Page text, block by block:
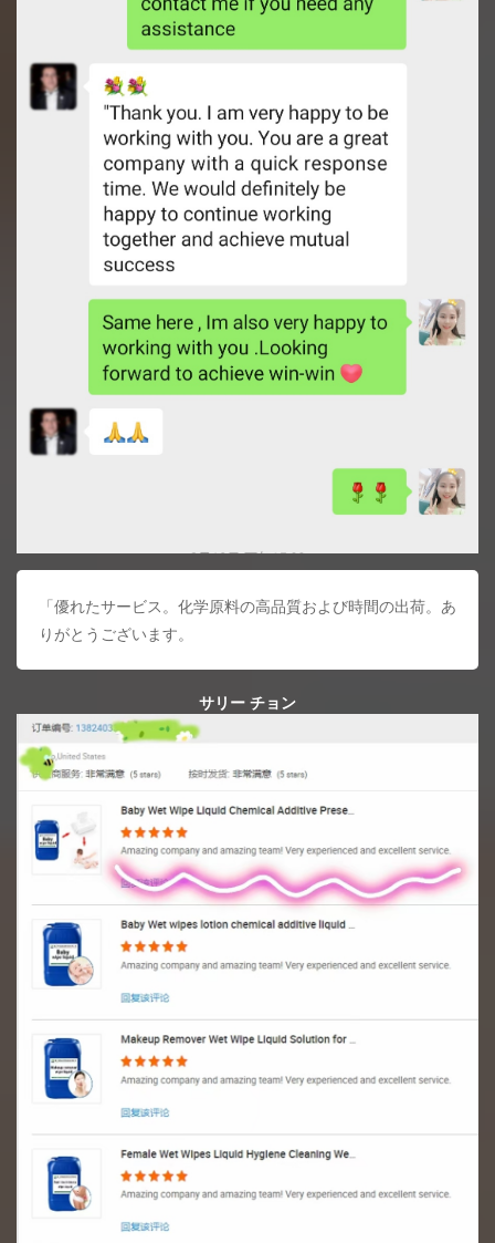
「優れたサービス。化学原料の高品質および時間の出荷。あ
りがとうございます。
サリー チョン